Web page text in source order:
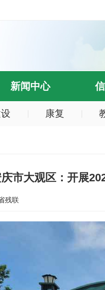
新闻中心
康复
市大观区：开展
残联